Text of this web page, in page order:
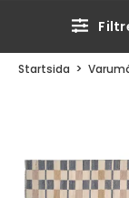
Startsida